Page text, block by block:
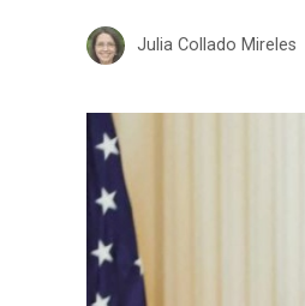
Julia Collado Mireles